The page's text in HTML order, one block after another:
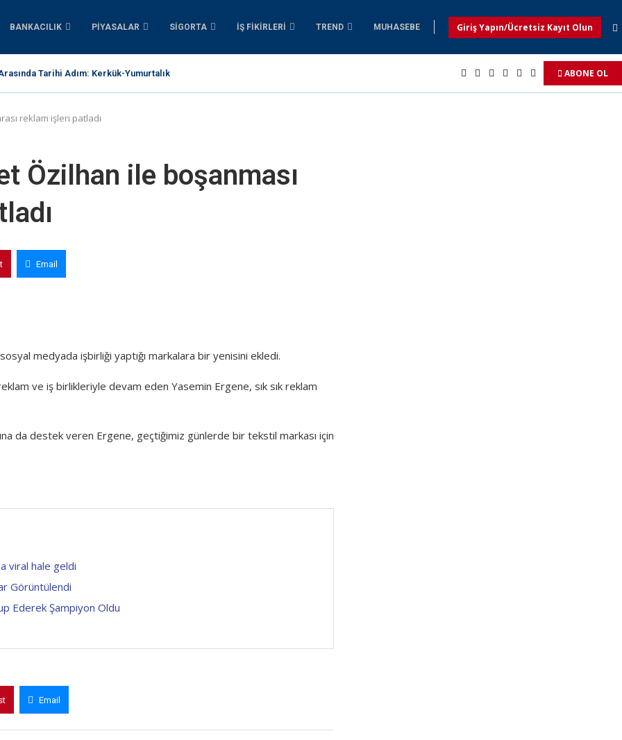
BANKACILIK PIYASALAR SIGORTA İŞ FIKIRLERI TREND MUHASEBE Giriş Yapın/Ücretsiz Kayıt Olun
Tarihi Adım: Kerkük-Yumurtalık Boru Hattı İçin 1... ABONE OL
reklam işleri patladı
Özilhan ile boşanması
Email
medyada işbirliği yaptığı markalara bir yenisini ekledi.
ve iş birlikleriyle devam eden Yasemin Ergene, sık sık reklam
da destek veren Ergene, geçtiğimiz günlerde bir tekstil markası için
viral hale geldi
Görüntülendi
Ederek Şampiyon Oldu
Email